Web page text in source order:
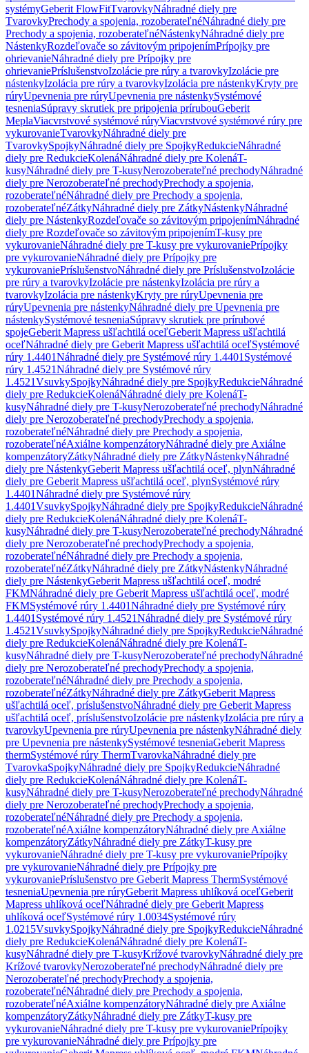
systémyGeberit FlowFitTvarovkyNáhradné diely pre
TvarovkyPrechody a spojenia, rozoberateľnéNáhradné diely pre
Prechody a spojenia, rozoberateľnéNástenkyNáhradné diely pre
NástenkyRozdeľovače so závitovým pripojenímPrípojky pre
ohrievanieNáhradné diely pre Prípojky pre
ohrievaniePríslušenstvoIzolácie pre rúry a tvarovkyIzolácie pre
nástenkyIzolácia pre rúry a tvarovkyIzolácia pre nástenkyKryty pre
rúryUpevnenia pre rúryUpevnenia pre nástenkySystémové
tesneniaSúpravy skrutiek pre pripojenia prírubouGeberit
MeplaViacvrstvové systémové rúryViacvrstvové systémové rúry pre
vykurovanieTvarovkyNáhradné diely pre
TvarovkySpojkyNáhradné diely pre SpojkyRedukcieNáhradné
diely pre RedukcieKolenáNáhradné diely pre KolenáT-
kusyNáhradné diely pre T-kusyNerozoberateľné prechodyNáhradné
diely pre Nerozoberateľné prechodyPrechody a spojenia,
rozoberateľnéNáhradné diely pre Prechody a spojenia,
rozoberateľnéZátkyNáhradné diely pre ZátkyNástenkyNáhradné
diely pre NástenkyRozdeľovače so závitovým pripojenímNáhradné
diely pre Rozdeľovače so závitovým pripojenímT-kusy pre
vykurovanieNáhradné diely pre T-kusy pre vykurovaniePrípojky
pre vykurovanieNáhradné diely pre Prípojky pre
vykurovaniePríslušenstvoNáhradné diely pre PríslušenstvoIzolácie
pre rúry a tvarovkyIzolácie pre nástenkyIzolácia pre rúry a
tvarovkyIzolácia pre nástenkyKryty pre rúryUpevnenia pre
rúryUpevnenia pre nástenkyNáhradné diely pre Upevnenia pre
nástenkySystémové tesneniaSúpravy skrutiek pre prírubové
spojeGeberit Mapress ušľachtilá oceľGeberit Mapress ušľachtilá
oceľNáhradné diely pre Geberit Mapress ušľachtilá oceľSystémové
rúry 1.4401Náhradné diely pre Systémové rúry 1.4401 Systémové
rúry 1.4521Náhradné diely pre Systémové rúry
1.4521VsuvkySpojkyNáhradné diely pre SpojkyRedukcieNáhradné
diely pre RedukcieKolenáNáhradné diely pre KolenáT-
kusyNáhradné diely pre T-kusyNerozoberateľné prechodyNáhradné
diely pre Nerozoberateľné prechodyPrechody a spojenia,
rozoberateľnéNáhradné diely pre Prechody a spojenia,
rozoberateľnéAxiálne kompenzátoryNáhradné diely pre Axiálne
kompenzátoryZátkyNáhradné diely pre ZátkyNástenkyNáhradné
diely pre NástenkyGeberit Mapress ušľachtilá oceľ, plynNáhradné
diely pre Geberit Mapress ušľachtilá oceľ, plynSystémové rúry
1.4401Náhradné diely pre Systémové rúry
1.4401VsuvkySpojkyNáhradné diely pre SpojkyRedukcieNáhradné
diely pre RedukcieKolenáNáhradné diely pre KolenáT-
kusyNáhradné diely pre T-kusyNerozoberateľné prechodyNáhradné
diely pre Nerozoberateľné prechodyPrechody a spojenia,
rozoberateľnéNáhradné diely pre Prechody a spojenia,
rozoberateľnéZátkyNáhradné diely pre ZátkyNástenkyNáhradné
diely pre NástenkyGeberit Mapress ušľachtilá oceľ, modré
FKMNáhradné diely pre Geberit Mapress ušľachtilá oceľ, modré
FKMSystémové rúry 1.4401Náhradné diely pre Systémové rúry
1.4401 Systémové rúry 1.4521Náhradné diely pre Systémové rúry
1.4521VsuvkySpojkyNáhradné diely pre SpojkyRedukcieNáhradné
diely pre RedukcieKolenáNáhradné diely pre KolenáT-
kusyNáhradné diely pre T-kusyNerozoberateľné prechodyNáhradné
diely pre Nerozoberateľné prechodyPrechody a spojenia,
rozoberateľnéNáhradné diely pre Prechody a spojenia,
rozoberateľnéZátkyNáhradné diely pre ZátkyGeberit Mapress
ušľachtilá oceľ, príslušenstvoNáhradné diely pre Geberit Mapress
ušľachtilá oceľ, príslušenstvoIzolácie pre nástenkyIzolácia pre rúry a
tvarovkyUpevnenia pre rúryUpevnenia pre nástenkyNáhradné diely
pre Upevnenia pre nástenkySystémové tesneniaGeberit Mapress
thermSystémové rúry ThermTvarovkaNáhradné diely pre
TvarovkaSpojkyNáhradné diely pre SpojkyRedukcieNáhradné
diely pre RedukcieKolenáNáhradné diely pre KolenáT-
kusyNáhradné diely pre T-kusyNerozoberateľné prechodyNáhradné
diely pre Nerozoberateľné prechodyPrechody a spojenia,
rozoberateľnéNáhradné diely pre Prechody a spojenia,
rozoberateľnéAxiálne kompenzátoryNáhradné diely pre Axiálne
kompenzátoryZátkyNáhradné diely pre ZátkyT-kusy pre
vykurovanieNáhradné diely pre T-kusy pre vykurovaniePrípojky
pre vykurovanieNáhradné diely pre Prípojky pre
vykurovaniePríslušenstvo pre Geberit Mapress ThermSystémové
tesneniaUpevnenia pre rúryGeberit Mapress uhlíková oceľGeberit
Mapress uhlíková oceľNáhradné diely pre Geberit Mapress
uhlíková oceľSystémové rúry 1.0034Systémové rúry
1.0215VsuvkySpojkyNáhradné diely pre SpojkyRedukcieNáhradné
diely pre RedukcieKolenáNáhradné diely pre KolenáT-
kusyNáhradné diely pre T-kusyKrížové tvarovkyNáhradné diely pre
Krížové tvarovkyNerozoberateľné prechodyNáhradné diely pre
Nerozoberateľné prechodyPrechody a spojenia,
rozoberateľnéNáhradné diely pre Prechody a spojenia,
rozoberateľnéAxiálne kompenzátoryNáhradné diely pre Axiálne
kompenzátoryZátkyNáhradné diely pre ZátkyT-kusy pre
vykurovanieNáhradné diely pre T-kusy pre vykurovaniePrípojky
pre vykurovanieNáhradné diely pre Prípojky pre